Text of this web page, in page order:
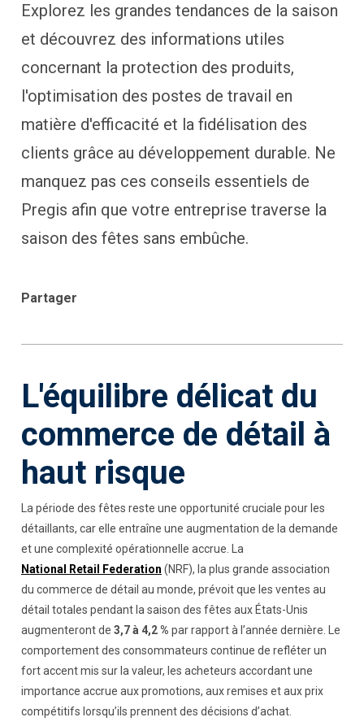
Explorez les grandes tendances de la saison
et découvrez des informations utiles
concernant la protection des produits,
l'optimisation des postes de travail en
matière d'efficacité et la fidélisation des
clients grâce au développement durable. Ne
manquez pas ces conseils essentiels de
Pregis afin que votre entreprise traverse la
saison des fêtes sans embûche.
Partager
L'équilibre délicat du
commerce de détail à
haut risque
La période des fêtes reste une opportunité cruciale pour les
détaillants, car elle entraîne une augmentation de la demande
et une complexité opérationnelle accrue. La
National Retail Federation (NRF), la plus grande association
du commerce de détail au monde, prévoit que les ventes au
détail totales pendant la saison des fêtes aux États-Unis
augmenteront de 3,7 à 4,2 % par rapport à l’année dernière. Le
comportement des consommateurs continue de refléter un
fort accent mis sur la valeur, les acheteurs accordant une
importance accrue aux promotions, aux remises et aux prix
compétitifs lorsqu’ils prennent des décisions d’achat.